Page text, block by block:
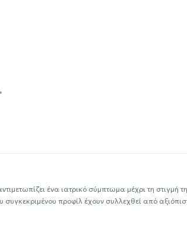
ένα ιατρικό σύμπτωμα μέχρι τη στιγμή
προφίλ έχουν συλλεχθεί από